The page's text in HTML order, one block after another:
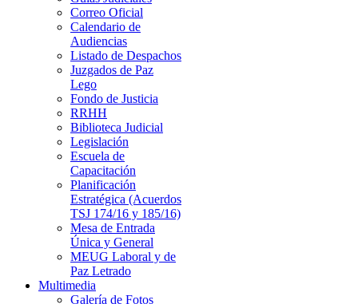
Correo Oficial
Calendario de
Audiencias
Listado de Despachos
Juzgados de Paz
Lego
Fondo de Justicia
RRHH
Biblioteca Judicial
Legislación
Escuela de
Capacitación
Planificación
Estratégica (Acuerdos
TSJ 174/16 y 185/16)
Mesa de Entrada
Única y General
MEUG Laboral y de
Paz Letrado
Multimedia
Galería de Fotos